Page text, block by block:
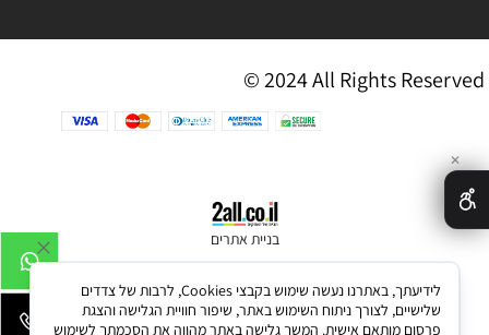
© 2024 All Rights Reserved
בניית אתרים
✕
לידיעתך, באתרנו נעשה שימוש בקבצי Cookies, לרבות של צדדים
שלישיים, לצורך ניתוח השימוש באתר, שיפור חוויית הגלישה והצגת
פרסום מותאם אישית. המשך גלישה באתר מהווה את הסכמתך לשימוש